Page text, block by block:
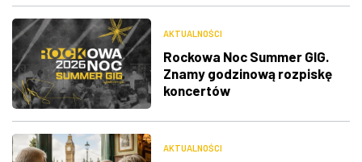
AKTUALNOŚCI
Rockowa Noc Summer GIG.
Znamy godzinową rozpiskę
koncertów
AKTUALNOŚCI